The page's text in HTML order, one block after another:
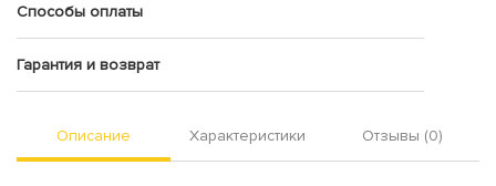
Способы оплаты
Гарантия и возврат
Описание Характеристики Отзывы (0)